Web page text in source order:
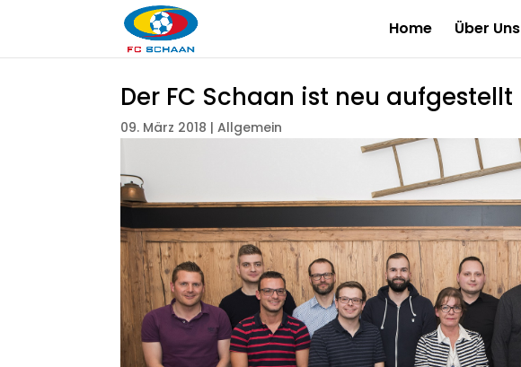
Home Über Uns
Der FC Schaan ist neu aufgestellt
09. März 2018 |Allgemein